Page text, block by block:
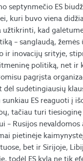
septynmečio ES
kuri buvo viena
užtikrinti, kad
– sanglaudą,
ir inovacijų srityje,
politiką, net ir
pagrįsta
dėl sudėtingiausių
ES reaguoti į
tačiau turi
– Rusijos
pietinėje
bet ir Sirijoje,
todėl ES kyla ne tik